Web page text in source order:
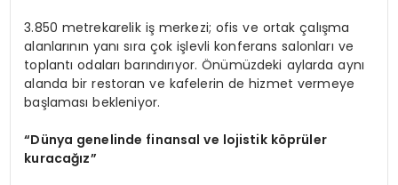
3.850 metrekarelik iş merkezi; ofis ve ortak çalışma
alanlarının yanı sıra çok işlevli konferans salonları ve
toplantı odaları barındırıyor. Önümüzdeki aylarda aynı
alanda bir restoran ve kafelerin de hizmet vermeye
başlaması bekleniyor.
“Dünya genelinde finansal ve lojistik köprüler
kuracağız”